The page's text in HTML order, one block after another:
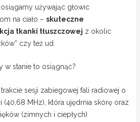
używając głowic
na ciało – skuteczne
tkanki tłuszczowej z okolic
czy też ud.
w stanie to osiągnąć?
sesji zabiegowej fali radiowej o
MHz), która ujędrnia skórę oraz
(zimnych i ciepłych)